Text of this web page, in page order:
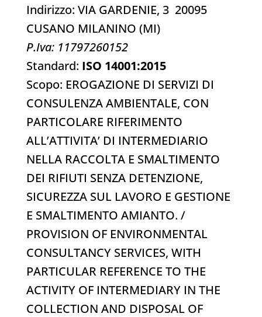
Indirizzo: VIA GARDENIE, 3 20095
CUSANO MILANINO (MI)
P.Iva: 11797260152
Standard: ISO 14001:2015
Scopo: EROGAZIONE DI SERVIZI DI
CONSULENZA AMBIENTALE, CON
PARTICOLARE RIFERIMENTO
ALL’ATTIVITA’ DI INTERMEDIARIO
NELLA RACCOLTA E SMALTIMENTO
DEI RIFIUTI SENZA DETENZIONE,
SICUREZZA SUL LAVORO E GESTIONE
E SMALTIMENTO AMIANTO. /
PROVISION OF ENVIRONMENTAL
CONSULTANCY SERVICES, WITH
PARTICULAR REFERENCE TO THE
ACTIVITY OF INTERMEDIARY IN THE
COLLECTION AND DISPOSAL OF